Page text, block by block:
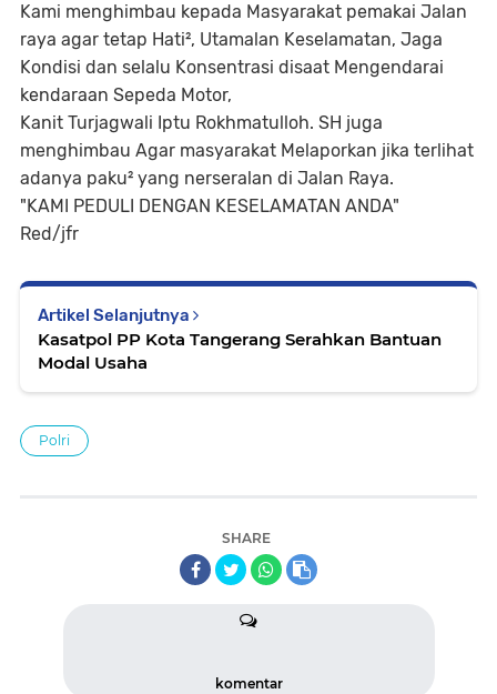
Kami menghimbau kepada Masyarakat pemakai Jalan
raya agar tetap Hati², Utamalan Keselamatan, Jaga
Kondisi dan selalu Konsentrasi disaat Mengendarai
kendaraan Sepeda Motor,
Kanit Turjagwali Iptu Rokhmatulloh. SH juga
menghimbau Agar masyarakat Melaporkan jika terlihat
adanya paku² yang nerseralan di Jalan Raya.
"KAMI PEDULI DENGAN KESELAMATAN ANDA"
Red/jfr
Artikel Selanjutnya
Kasatpol PP Kota Tangerang Serahkan Bantuan
Modal Usaha
Polri
SHARE
komentar